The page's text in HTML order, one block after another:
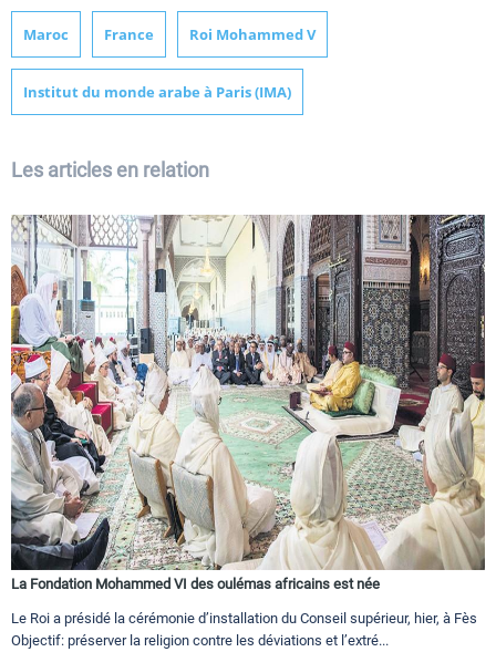
Maroc France Roi Mohammed V
Institut du monde arabe à Paris (IMA)
Les articles en relation
La Fondation Mohammed VI des oulémas africains est née
Le Roi a présidé la cérémonie d’installation du Conseil supérieur, hier, à Fès
Objectif: préserver la religion contre les déviations et l’extré...